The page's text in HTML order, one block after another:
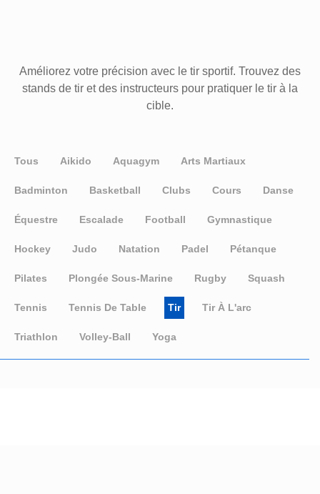
Améliorez votre précision avec le tir sportif. Trouvez des
stands de tir et des instructeurs pour pratiquer le tir à la
cible.
Tous Aikido Aquagym Arts Martiaux
Badminton Basketball Clubs Cours Danse
Équestre Escalade Football Gymnastique
Hockey Judo Natation Padel Pétanque
Pilates Plongée Sous-Marine Rugby Squash
Tennis Tennis De Table Tir Tir À L'arc
Triathlon Volley-Ball Yoga